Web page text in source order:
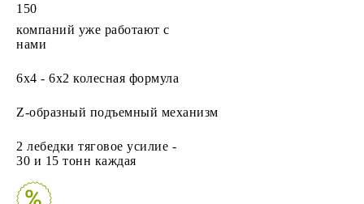
150
компаний уже работают с
нами
6x4 - 6х2 колесная формула
Z-образный подъемный механизм
2 лебедки тяговое усилие -
30 и 15 тонн каждая